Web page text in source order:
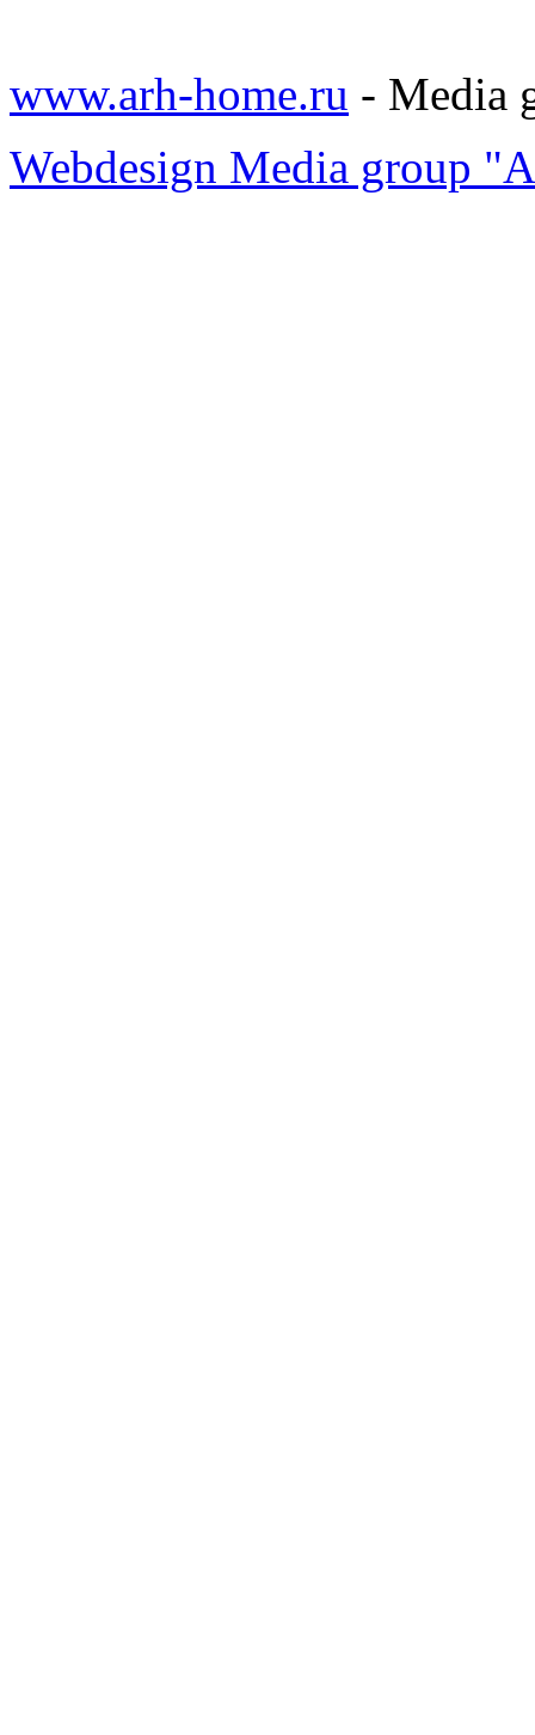
www.arh-home.ru - Media
Webdesign Media group